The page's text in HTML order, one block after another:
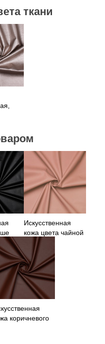
ткани
Искусственная
кожа цвета чайной
розы
коричневого